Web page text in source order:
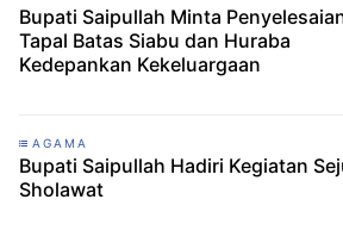
Bupati Saipullah Minta
Tapal Batas Siabu dan Huraba
Kedepankan Kekeluargaan
AGAMA
Bupati Saipullah Hadiri Kegiatan
Sholawat